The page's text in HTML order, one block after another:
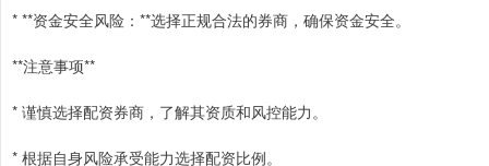
* **资金安全风险：**选择正规合法的券商，确保资金安全。
**注意事项**
* 谨慎选择配资券商，了解其资质和风控能力。
* 根据自身风险承受能力选择配资比例。